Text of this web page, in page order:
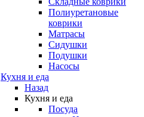
Полиуретановые
коврики
Матрасы
Сидушки
Подушки
Насосы
Кухня и еда
Назад
Кухня и еда
Посуда